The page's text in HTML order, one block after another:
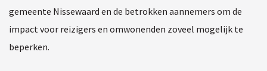
gemeente Nissewaard en de betrokken aannemers om de
impact voor reizigers en omwonenden zoveel mogelijk te
beperken.